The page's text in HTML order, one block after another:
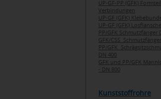
UP-GF-PP (GFK)
Verbindungen
UP-GF (GFK)
UP-GF (GFK) Losflansche
PP/GFK Schmutzfänger
GFK/CSS
PP/GFK
DN 400
GFK und PP/GFK
- DN 800
Kunststoffrohre